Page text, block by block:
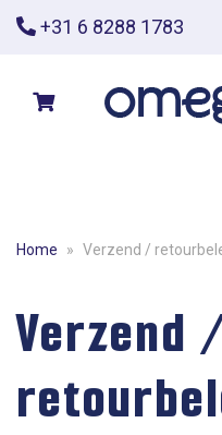
+31 6 8288 1783
Home » Verzend /
Verzend